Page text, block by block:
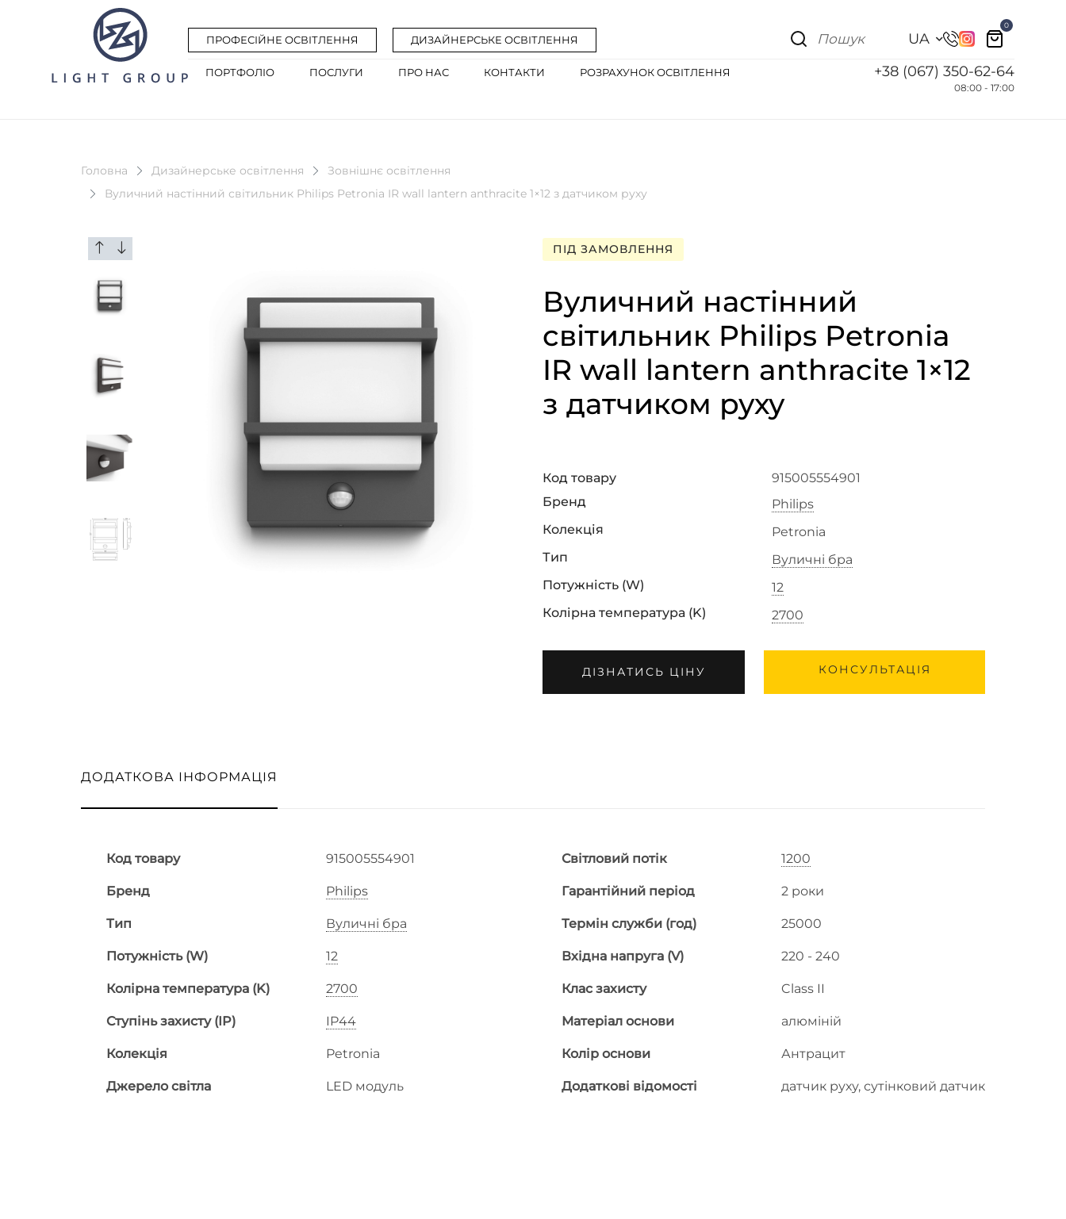
ПРОФЕСІЙНЕ ОСВІТЛЕННЯ ДИЗАЙНЕРСЬКЕ ОСВІТЛЕННЯ UA
0
ПОРТФОЛІО ПОСЛУГИ ПРО НАС КОНТАКТИ РОЗРАХУНОК ОСВІТЛЕННЯ +38 (067) 350-62-64
08:00 - 17:00
Головна Дизайнерське освітлення
Зовнішнє освітлення
Вуличний настінний світильник Philips Petronia IR wall lantern anthracite 1×12 з датчиком руху
ПІД ЗАМОВЛЕННЯ
Вуличний настінний
світильник Philips Petronia
IR wall lantern anthracite 1×12
з датчиком руху
Код товару
915005554901
Бренд
Philips
Колекція
Petronia
Тип
Вуличні бра
Потужність (W)
12
Колірна температура (K)
2700
ДІЗНАТИСЬ ЦІНУ КОНСУЛЬТАЦІЯ
ДОДАТКОВА ІНФОРМАЦІЯ
Код товару 915005554901
Бренд Philips
Тип Вуличні бра
Потужність (W) 12
Колірна температура (K) 2700
Ступінь захисту (IP) IP44
Колекція Petronia
Джерело світла LED модуль
Світловий потік 1200
Гарантійний період 2 роки
Термін служби (год) 25000
Вхідна напруга (V) 220 - 240
Клас захисту Class II
Матеріал основи алюміній
Колір основи Антрацит
Додаткові відомості датчик руху, сутінковий датчик